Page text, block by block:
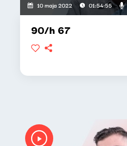
10 maja 2022 01:54:55
90/h 67